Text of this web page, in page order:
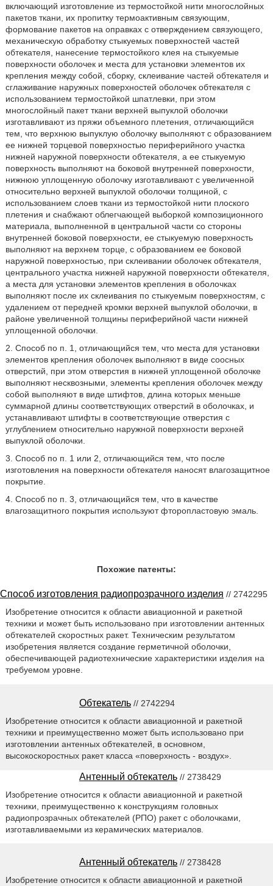
включающий изготовление из термостойкой нити многослойных
пакетов ткани, их пропитку термоактивным связующим,
формование пакетов на оправках с отверждением связующего,
механическую обработку стыкуемых поверхностей частей
обтекателя, нанесение термостойкого клея на стыкуемые
поверхности оболочек и места для установки элементов их
крепления между собой, сборку, склеивание частей обтекателя и
сглаживание наружных поверхностей оболочек обтекателя с
использованием термостойкой шпатлевки, при этом
многослойный пакет ткани верхней выпуклой оболочки
изготавливают из пряжи объемного плетения, отличающийся
тем, что верхнюю выпуклую оболочку выполняют с образованием
ее нижней торцевой поверхностью периферийного участка
нижней наружной поверхности обтекателя, а ее стыкуемую
поверхность выполняют на боковой внутренней поверхности,
нижнюю уплощенную оболочку изготавливают с увеличенной
относительно верхней выпуклой оболочки толщиной, с
использованием слоев ткани из термостойкой нити плоского
плетения и снабжают облегчающей выборкой композиционного
материала, выполненной в центральной части со стороны
внутренней боковой поверхности, ее стыкуемую поверхность
выполняют на верхнем торце, с образованием ее боковой
наружной поверхностью, при склеивании оболочек обтекателя,
центрального участка нижней наружной поверхности обтекателя,
а места для установки элементов крепления в оболочках
выполняют после их склеивания по стыкуемым поверхностям, с
удалением от передней кромки верхней выпуклой оболочки, в
районе увеличенной толщины периферийной части нижней
уплощенной оболочки.
2. Способ по п. 1, отличающийся тем, что места для установки
элементов крепления оболочек выполняют в виде соосных
отверстий, при этом отверстия в нижней уплощенной оболочке
выполняют несквозными, элементы крепления оболочек между
собой выполняют в виде штифтов, длина которых меньше
суммарной длины соответствующих отверстий в оболочках, и
устанавливают штифты в соответствующие отверстия с
углублением относительно наружной поверхности верхней
выпуклой оболочки.
3. Способ по п. 1 или 2, отличающийся тем, что после
изготовления на поверхности обтекателя наносят влагозащитное
покрытие.
4. Способ по п. 3, отличающийся тем, что в качестве
влагозащитного покрытия используют фторопластовую эмаль.
Похожие патенты:
Способ изготовления радиопрозрачного изделия // 2742295
Изобретение относится к области авиационной и ракетной
техники и может быть использовано при изготовлении антенных
обтекателей скоростных ракет. Техническим результатом
изобретения является создание герметичной оболочки,
обеспечивающей радиотехнические характеристики изделия на
требуемом уровне.
Обтекатель // 2742294
Изобретение относится к области авиационной и ракетной
техники и преимущественно может быть использовано при
изготовлении антенных обтекателей, в основном,
высокоскоростных ракет класса «поверхность - воздух».
Антенный обтекатель // 2738429
Изобретение относится к области авиационной и ракетной
техники, преимущественно к конструкциям головных
радиопрозрачных обтекателей (РПО) ракет с оболочками,
изготавливаемыми из керамических материалов.
Антенный обтекатель // 2738428
Изобретение относится к области авиационной и ракетной